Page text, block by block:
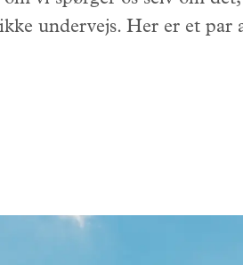
undervejs. Her er et par